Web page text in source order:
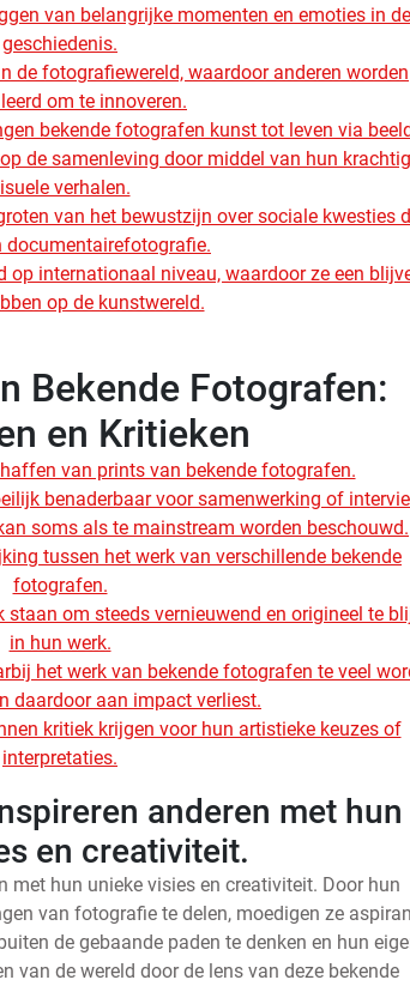
van belangrijke momenten en emoties in de
geschiedenis.
de fotografiewereld, waardoor anderen worden
om te innoveren.
bekende fotografen kunst tot leven via
de samenleving door middel van hun
verhalen.
van het bewustzijn over sociale kwesties
documentairefotografie.
op internationaal niveau, waardoor ze een
op de kunstwereld.
Bekende Fotografen:
en Kritieken
van prints van bekende fotografen.
benaderbaar voor samenwerking of
soms als te mainstream worden beschouwd.
tussen het werk van verschillende bekende
fotografen.
om steeds vernieuwend en origineel te
in hun werk.
het werk van bekende fotografen te veel
daardoor aan impact verliest.
kritiek krijgen voor hun artistieke keuzes of
interpretaties.
anderen met hun
en creativiteit.
met hun unieke visies en creativiteit. Door hun
van fotografie te delen, moedigen ze
de gebaande paden te denken en hun
van de wereld door de lens van deze bekende